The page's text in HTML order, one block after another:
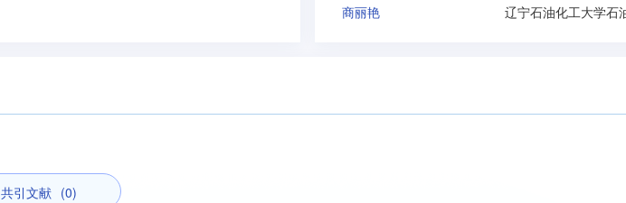
商丽艳
共引文献 (0)